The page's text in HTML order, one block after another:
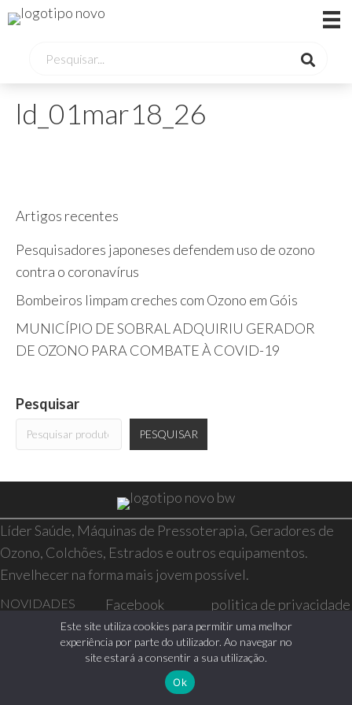
ld_01mar18_26
Artigos recentes
Pesquisadores japoneses defendem uso de ozono
contra o coronavírus
Bombeiros limpam creches com Ozono em Góis
MUNICÍPIO DE SOBRAL ADQUIRIU GERADOR
DE OZONO PARA COMBATE À COVID-19
Pesquisar
PESQUISAR
Líder Saúde, Máquinas de Pressoterapia, Geradores de
Ozono, Colchões, Estrados e outros equipamentos.
Envelhecer na forma mais jovem possível.
NOVIDADES
SAÚDE E BEM-
Facebook
Instagram
politica de privacidade
resolução de conflitos
livro de reclamações
Este site utiliza cookies para permitir uma melhor
experiência por parte do utilizador. Ao navegar no
site estará a consentir a sua utilização.
Ok